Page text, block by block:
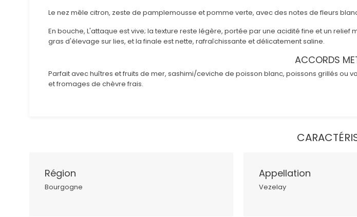
Le nez mêle citron, zeste de pamplemousse et pomme verte, avec des notes de fleurs
En bouche, L'attaque est vive; la texture reste légère, portée par une acidité fine et un
gras d'élevage sur lies, et la finale est nette, rafraîchissante et délicatement saline.
ACCORDS
Parfait avec huîtres et fruits de mer, sashimi/ceviche de poisson blanc, poissons grillés
et fromages de chèvre frais.
Région
Bourgogne
Appellation
Vezelay